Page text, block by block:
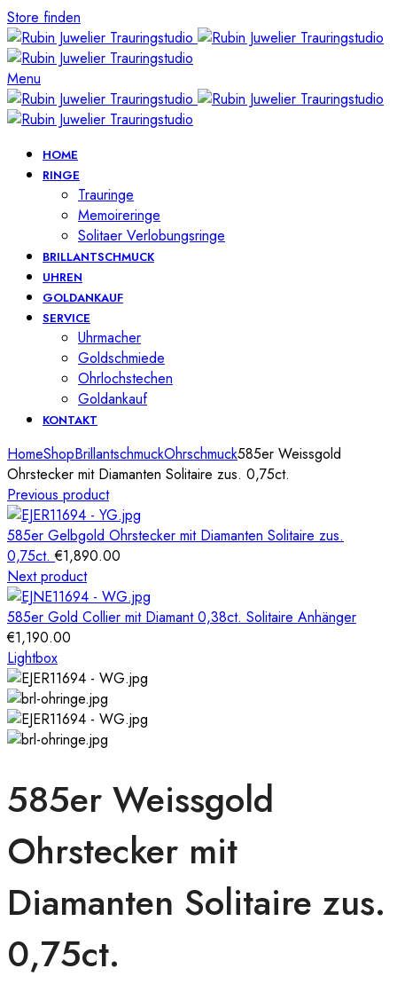
Store finden
Menu
HOME
RINGE
Trauringe
Memoireringe
Solitaer Verlobungsringe
BRILLANTSCHMUCK
UHREN
GOLDANKAUF
SERVICE
Uhrmacher
Goldschmiede
Ohrlochstechen
Goldankauf
KONTAKT
HomeShopBrillantschmuckOhrschmuck585er Weissgold
Ohrstecker mit Diamanten Solitaire zus. 0,75ct.
Previous product
585er Gelbgold Ohrstecker mit Diamanten Solitaire zus.
0,75ct.€1,890.00
Next product
585er Gold Collier mit Diamant 0,38ct. Solitaire Anhänger
€1,190.00
Lightbox
585er Weissgold
Ohrstecker mit
Diamanten Solitaire zus.
0,75ct.